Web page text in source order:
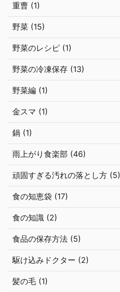
重曹 (1)
野菜 (15)
野菜のレシピ (1)
野菜の冷凍保存 (13)
野菜編 (1)
金スマ (1)
鍋 (1)
雨上がり食楽部 (46)
頑固すぎる汚れの落とし方 (5)
食の知恵袋 (17)
食の知識 (2)
食品の保存方法 (5)
駆け込みドクター (2)
髪の毛 (1)